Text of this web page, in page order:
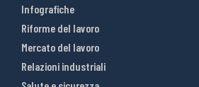
Infografiche
Riforme del lavoro
Mercato del lavoro
Relazioni industriali